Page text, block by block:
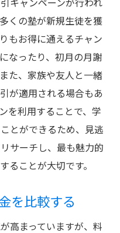
キャンペーンが行われ
くの塾が新規生徒を獲
もお得に通えるチャン
なったり、初月の月謝
た、家族や友人と一緒
が適用される場合もあ
を利用することで、学
とができるため、見逃
サーチし、最も魅力的
ることが大切です。
を比較する
高まっていますが、料